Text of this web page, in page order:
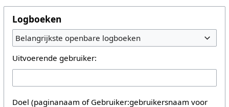
Logboeken
Belangrijkste openbare logboeken
Uitvoerende gebruiker:
Doel (paginanaam of Gebruiker:gebruikersnaam voor